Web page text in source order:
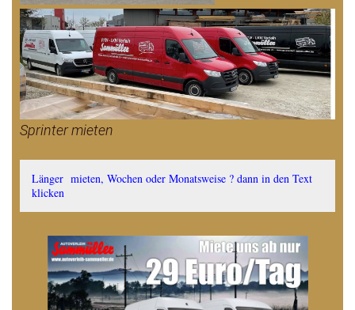
Sprinter mieten
Länger mieten, Wochen oder Monatsweise ? dann in den Text
klicken